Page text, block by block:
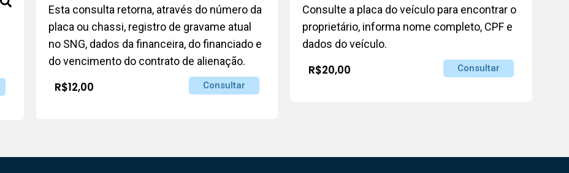
Esta consulta retorna, através do número da
placa ou chassi, registro de gravame atual
no SNG, dados da financeira, do financiado e
do vencimento do contrato de alienação.
R$12,00 Consultar
Consulte a placa do veículo para encontrar o
proprietário, informa nome completo, CPF e
dados do veículo.
R$20,00 Consultar